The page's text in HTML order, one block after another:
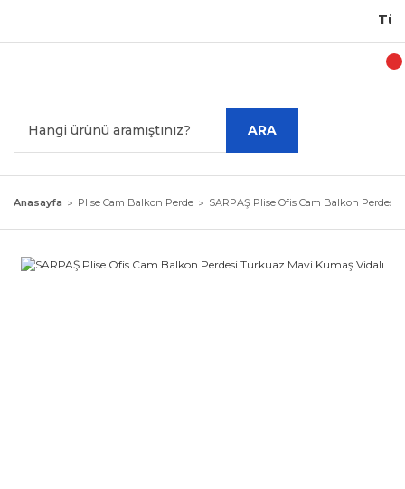
ARA
Anasayfa Plise Cam Balkon Perde SARPAŞ Plise Ofis Cam Balkon Perdesi